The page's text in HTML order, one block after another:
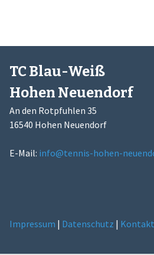
TC Blau-Weiß
Hohen Neuendorf
An den Rotpfuhlen 35
16540 Hohen Neuendorf
E-Mail: info@tennis-hohen-
Impressum | Datenschutz | Kontakt